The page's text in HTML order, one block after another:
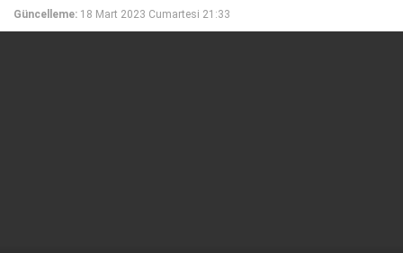
Güncelleme: 18 Mart 2023 Cumartesi 21:33